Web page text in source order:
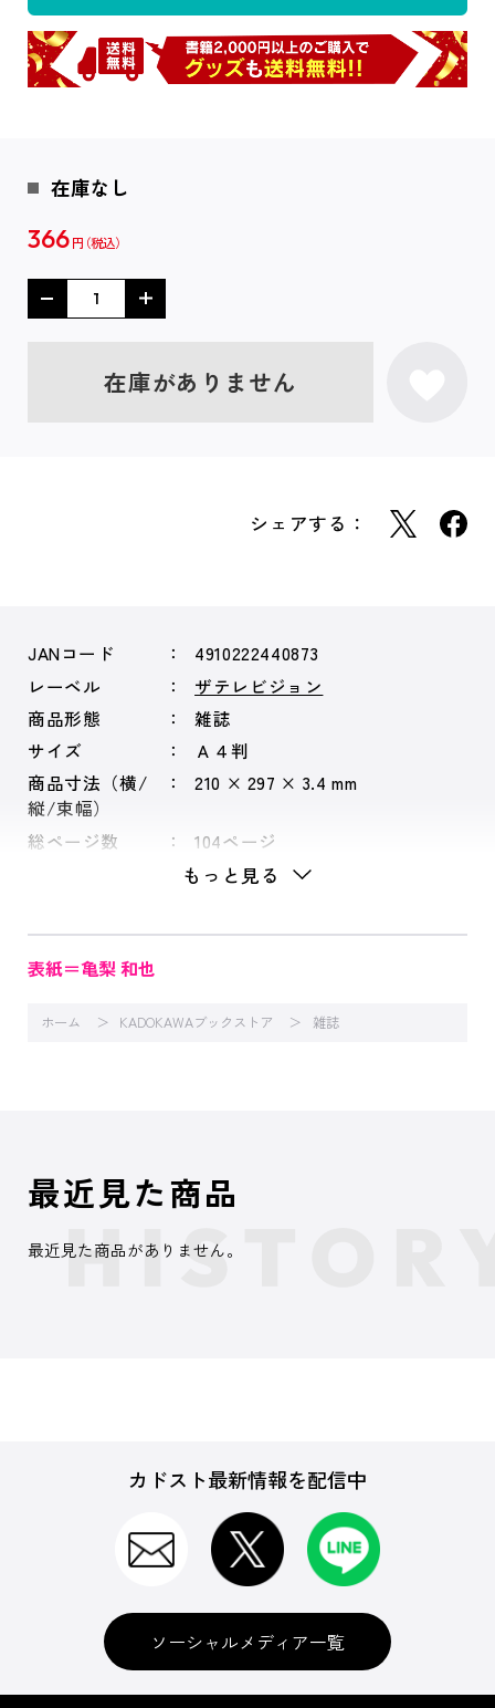
在庫なし
366 円
在庫がありません
シェアする：
JANコード
4910222440873
レーベル
ザテレビジョン
商品形態
雑誌
サイズ
Ａ４判
商品寸法（横/
縦/束幅）
210 × 297 × 3.4 mm
総ページ数 104ページ
もっと見る
表紙＝亀梨 和也
ホーム KADOKAWAブックストア 雑誌
最近見た商品
最近見た商品がありません。
カドスト最新情報を配信中
ソーシャルメディア一覧